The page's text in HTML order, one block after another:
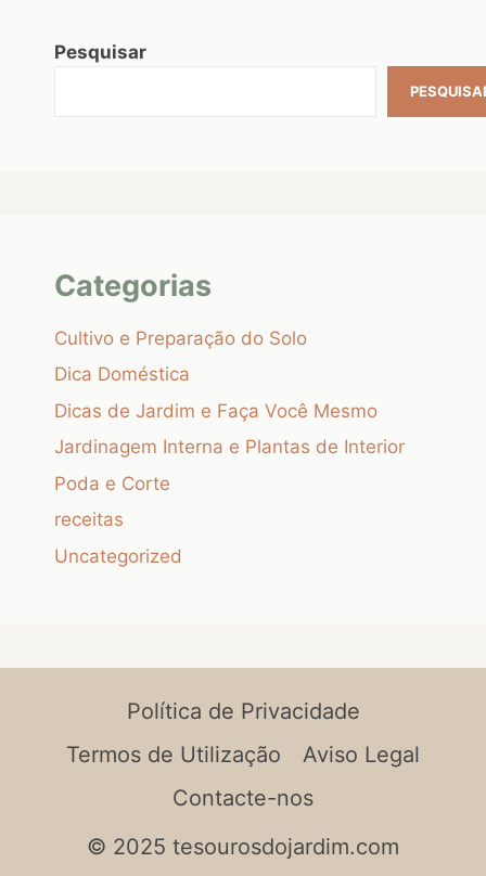
Pesquisar
Categorias
Cultivo e Preparação do Solo
Dica Doméstica
Dicas de Jardim e Faça Você Mesmo
Jardinagem Interna e Plantas de Interior
Poda e Corte
receitas
Uncategorized
Política de Privacidade
Termos de Utilização
Aviso Legal
Contacte-nos
© 2025 tesourosdojardim.com